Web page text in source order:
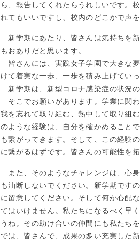
ら、報告してくれたらうれしいです。
れてもいいですし、校内のどこかで声
新学期にあたり、皆さんは気持ちを
もおありだと思います。
皆さんには、実践女子学園で大きな
けて着実な一歩、一歩を積み上げてい
新学期は、新型コロナ感染症の状況
そこでお願いがあります。学業に関
我を忘れて取り組む、熱中して取り組
のような経験は、自分を確かめること
も繋がってきます。そして、この経験
に繋がるはずです。皆さんの可能性を
また、そのようなチャレンジは、心
も油断しないでください。新学期です
に留意してください。そして何か心配
てはいけません。私たちになるべく早
うね。その助け合いの仲間にも私たち
では、皆さんで、成果の多い充実した